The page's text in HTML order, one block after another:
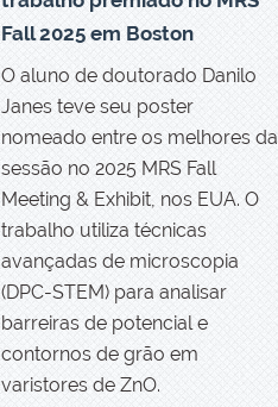
Fall 2025 em Boston
O aluno de doutorado Danilo
Janes teve seu poster
nomeado entre os melhores da
sessão no 2025 MRS Fall
Meeting & Exhibit, nos EUA. O
trabalho utiliza técnicas
avançadas de microscopia
(DPC-STEM) para analisar
barreiras de potencial e
contornos de grão em
varistores de ZnO.